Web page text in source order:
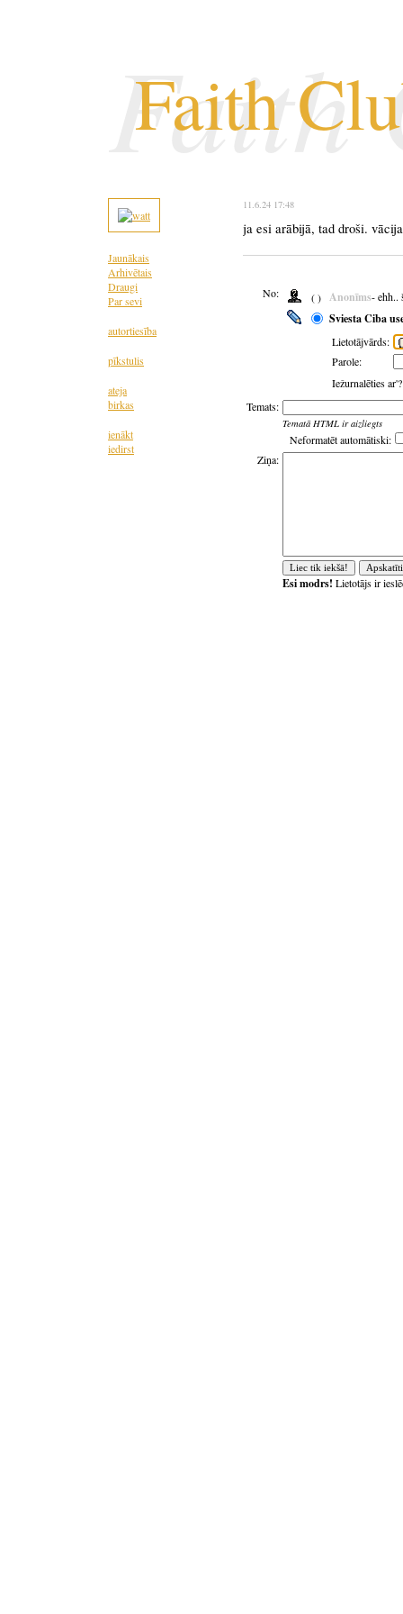
Faith
Faith
Jaunākais
Arhivētais
Draugi
Par sevi
autortiesība
pīkstulis
ateja
birkas
ienākt
iedirst
11.6.24 17:48
ja esi arābijā, tad droši.
No: ( ) Anonīms- ehh..
Sviesta Ciba
Lietotājvārds:
Parole:
Iežurnalēties
Temats:
Tematā HTML ir aizliegts
Neformatēt automātiski:
Ziņa:
Esi modrs! Lietotājs ir